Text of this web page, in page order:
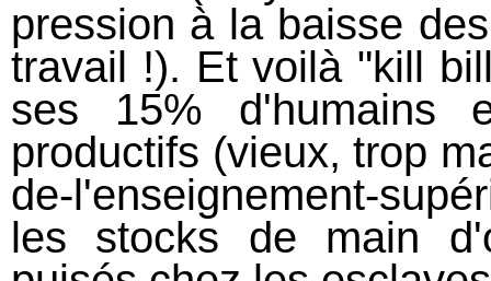
pression à la baisse
travail !). Et voilà "kill
ses 15% d'humains
productifs (vieux, trop
de-l'enseignement-
les stocks de main